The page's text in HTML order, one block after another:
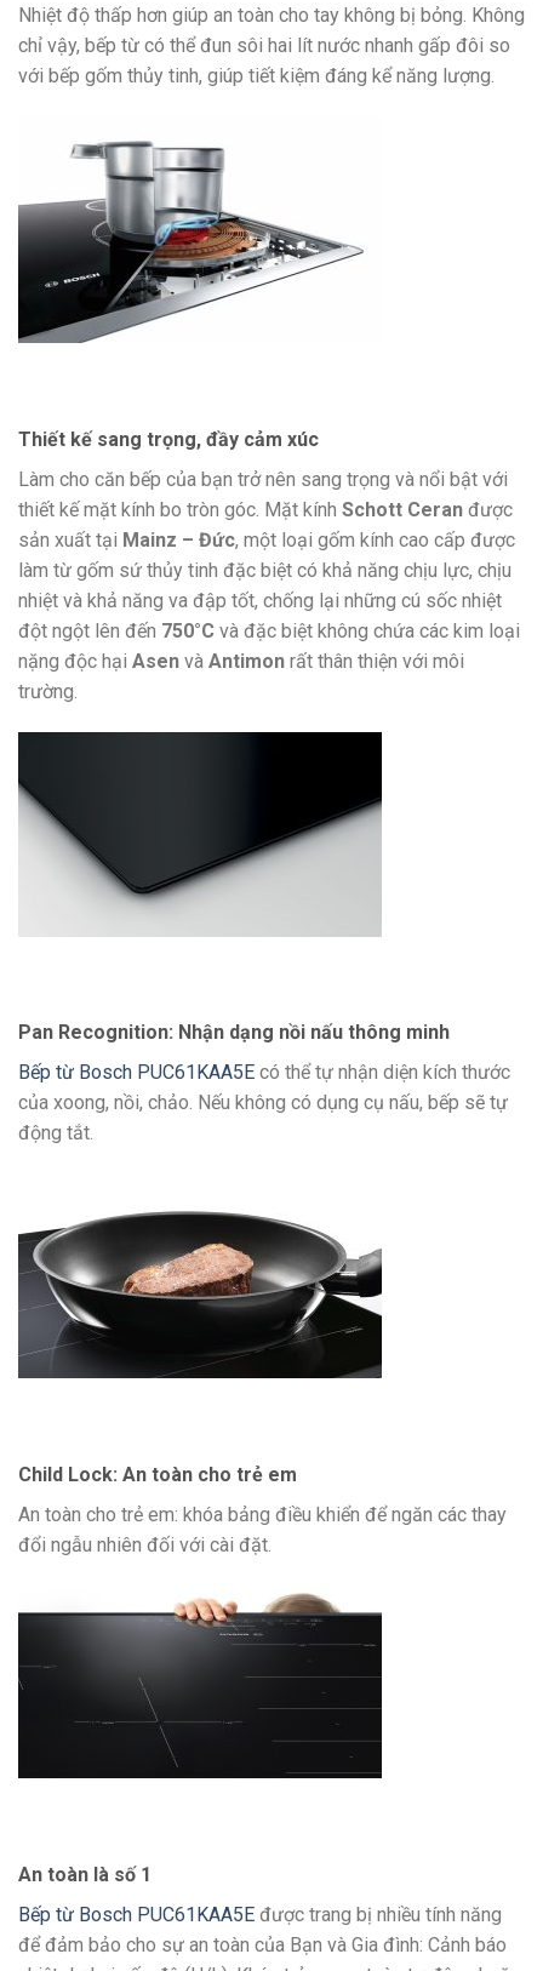
Nhiệt độ thấp hơn giúp an toàn cho tay không bị bỏng. Không
chỉ vậy, bếp từ có thể đun sôi hai lít nước nhanh gấp đôi so
với bếp gốm thủy tinh, giúp tiết kiệm đáng kể năng lượng.
Thiết kế sang trọng, đầy cảm xúc
Làm cho căn bếp của bạn trở nên sang trọng và nổi bật với
thiết kế mặt kính bo tròn góc. Mặt kính Schott Ceran được
sản xuất tại Mainz – Đức, một loại gốm kính cao cấp được
làm từ gốm sứ thủy tinh đặc biệt có khả năng chịu lực, chịu
nhiệt và khả năng va đập tốt, chống lại những cú sốc nhiệt
đột ngột lên đến 750°C và đặc biệt không chứa các kim loại
nặng độc hại Asen và Antimon rất thân thiện với môi
trường.
Pan Recognition: Nhận dạng nồi nấu thông minh
Bếp từ Bosch PUC61KAA5E có thể tự nhận diện kích thước
của xoong, nồi, chảo. Nếu không có dụng cụ nấu, bếp sẽ tự
động tắt.
Child Lock: An toàn cho trẻ em
An toàn cho trẻ em: khóa bảng điều khiển để ngăn các thay
đổi ngẫu nhiên đối với cài đặt.
An toàn là số 1
Bếp từ Bosch PUC61KAA5E được trang bị nhiều tính năng
để đảm bảo cho sự an toàn của Bạn và Gia đình: Cảnh báo